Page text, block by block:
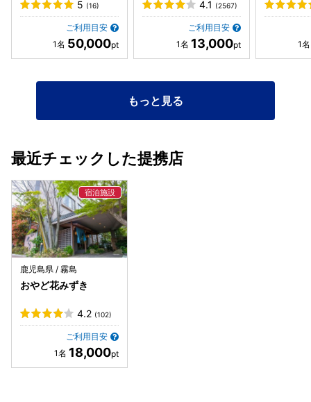
5 (16)
ご利用目安
50,000
4.1 (2567)
ご利用目安
13,000
もっと見る
最近チェックした提携店
鹿児島県 / 霧島
おやど花みずき
4.2 (102)
ご利用目安
18,000